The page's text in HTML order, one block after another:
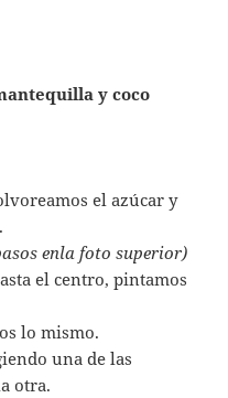
el azúcar y
enla foto superior)
el centro, pintamos
lo mismo.
una de las
otra.